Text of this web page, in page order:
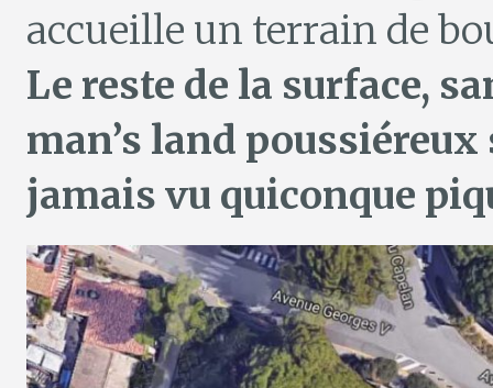
accueille un terrain de
Le reste de la surface,
man’s land
jamais vu quiconque